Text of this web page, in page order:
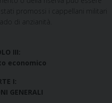
promossi i cappellani militari
di anzianità.
III:
economico
I:
GENERALI